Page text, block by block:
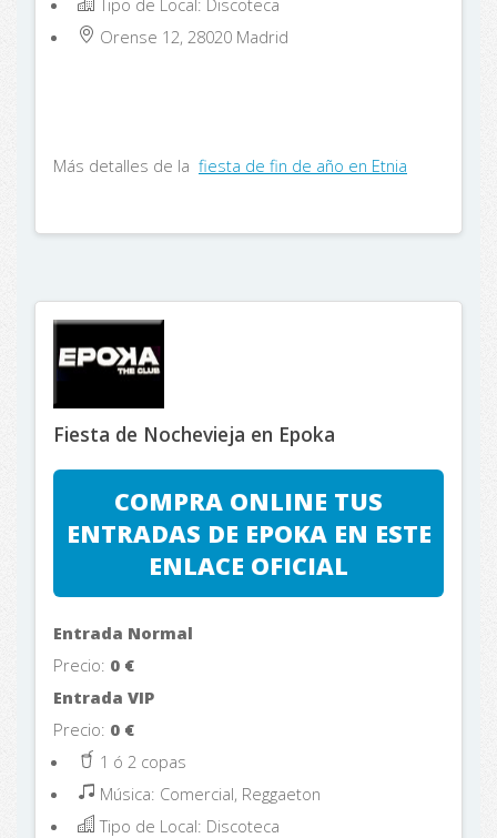
Tipo de Local: Discoteca
Orense 12, 28020 Madrid
Más detalles de la fiesta de fin de año en Etnia
Fiesta de Nochevieja en Epoka
COMPRA ONLINE TUS
ENTRADAS DE EPOKA EN ESTE
ENLACE OFICIAL
Entrada Normal
Precio: 0 €
Entrada VIP
Precio: 0 €
1 ó 2 copas
Música: Comercial, Reggaeton
Tipo de Local: Discoteca